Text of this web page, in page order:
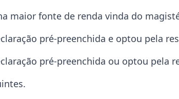
maior fonte de renda vinda do
pré-preenchida e optou pela
pré-preenchida ou optou pela